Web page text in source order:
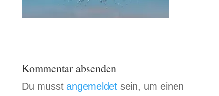
Kommentar absenden
Du musst angemeldetsein, um einen